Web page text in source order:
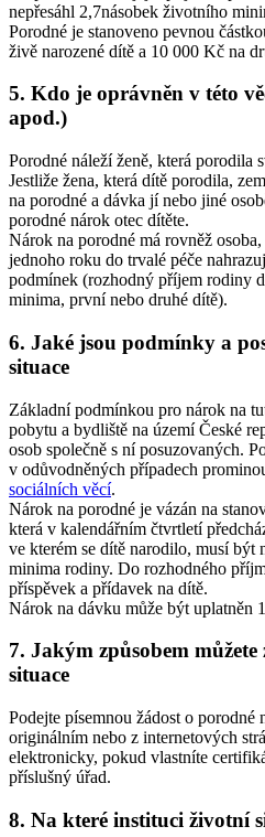
nepřesáhl 2,7násobek životního
Porodné je stanoveno pevnou
živě narozené dítě a 10 000 Kč na
5. Kdo je oprávněn v této
apod.)
Porodné náleží ženě, která porodila
Jestliže žena, která dítě porodila,
na porodné a dávka jí nebo jiné
porodné nárok otec dítěte.
Nárok na porodné má rovněž
jednoho roku do trvalé péče
podmínek (rozhodný příjem rodiny
minima, první nebo druhé dítě).
6. Jaké jsou podmínky a
situace
Základní podmínkou pro nárok na
pobytu a bydliště na území České
osob společně s ní posuzovaných.
v odůvodněných případech
sociálních věcí.
Nárok na porodné je vázán na
která v kalendářním čtvrtletí
ve kterém se dítě narodilo, musí být
minima rodiny. Do rozhodného
příspěvek a přídavek na dítě.
Nárok na dávku může být uplatněn
7. Jakým způsobem
situace
Podejte písemnou žádost o porodné
originálním nebo z internetových
elektronicky, pokud vlastníte
příslušný úřad.
8. Na které instituci životní